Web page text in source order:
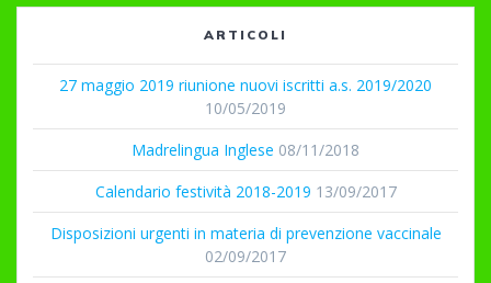
ARTICOLI
27 maggio 2019 riunione nuovi iscritti a.s. 2019/2020
10/05/2019
Madrelingua Inglese 08/11/2018
Calendario festività 2018-2019 13/09/2017
Disposizioni urgenti in materia di prevenzione vaccinale
02/09/2017